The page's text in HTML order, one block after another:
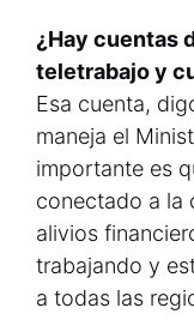
¿Hay cuentas
teletrabajo y
Esa cuenta,
maneja el
importante es
conectado a la
alivios
trabajando y
a todas las